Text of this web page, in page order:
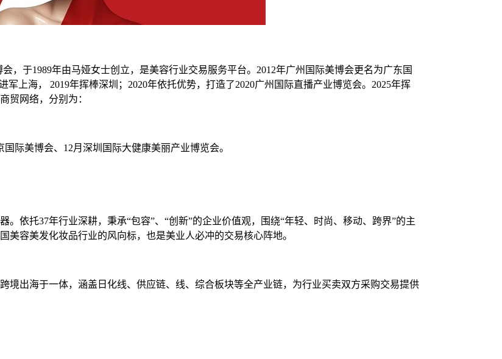
，于1989年由马娅女士创立，是美容行业交易服务平台。2012年广州国际美博会更名为广东国
军上海， 2019年挥棒深圳；2020年依托优势，打造了2020广州国际直播产业博览会。2025年挥
贸网络，分别为：
际美博会、12月深圳国际大健康美丽产业博览会。
依托37年行业深耕，秉承“包容”、“创新”的企业价值观，围绕“年轻、时尚、移动、跨界”的主
容美发化妆品行业的风向标，也是美业人必冲的交易核心阵地。
境出海于一体，涵盖日化线、供应链、线、综合板块等全产业链，为行业买卖双方采购交易提供